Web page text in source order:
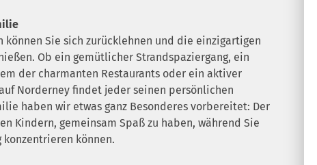
können Sie sich zurücklehnen und die einzigartigen
Ob ein gemütlicher Strandspaziergang, ein
der charmanten Restaurants oder ein aktiver
Norderney findet jeder seinen persönlichen
haben wir etwas ganz Besonderes vorbereitet: Der
Kindern, gemeinsam Spaß zu haben, während Sie
können.